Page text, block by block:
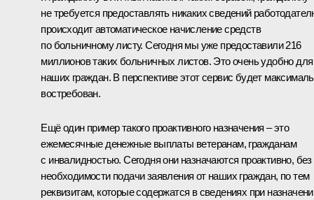
не требуется предоставлять никаких сведений
происходит автоматическое начисление средств
по больничному листу. Сегодня мы уже предоставили 216
миллионов таких больничных листов. Это очень удобно для
наших граждан. В перспективе этот сервис будет
востребован.
Ещё один пример такого проактивного назначения – это
ежемесячные денежные выплаты ветеранам, гражданам
с инвалидностью. Сегодня они назначаются проактивно, без
необходимости подачи заявления от наших граждан, по тем
реквизитам, которые содержатся в сведениях при